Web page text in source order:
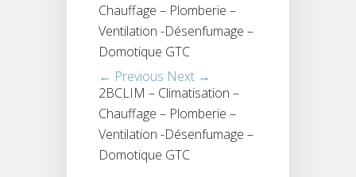
Chauffage – Plomberie –
Ventilation -Désenfumage –
Domotique GTC
← Previous Next →
2BCLIM – Climatisation –
Chauffage – Plomberie –
Ventilation -Désenfumage –
Domotique GTC